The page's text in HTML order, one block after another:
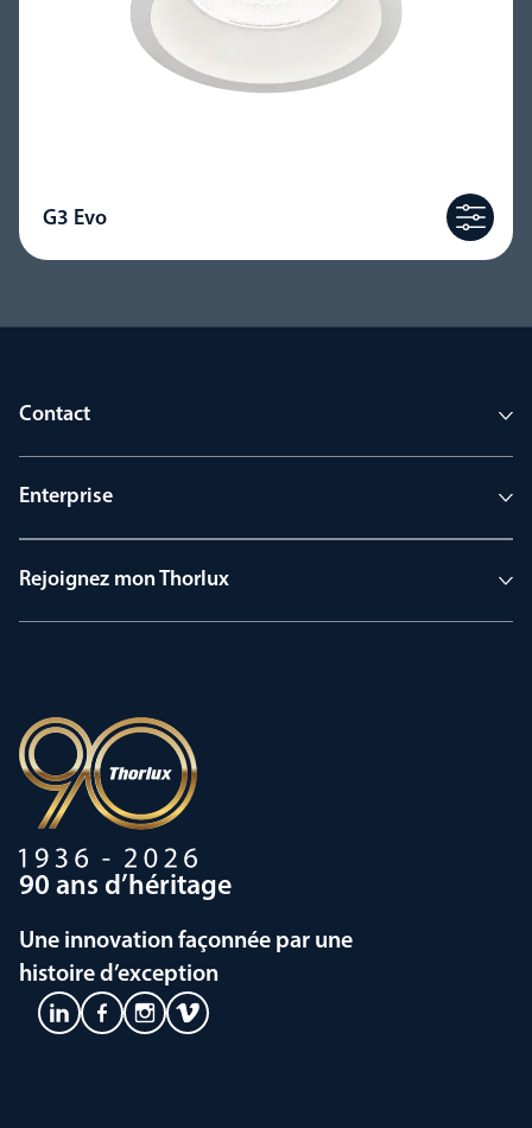
G3 Evo
Contact
Enterprise
Rejoignez mon Thorlux
90 ans d’héritage
Une innovation façonnée par une
histoire d’exception